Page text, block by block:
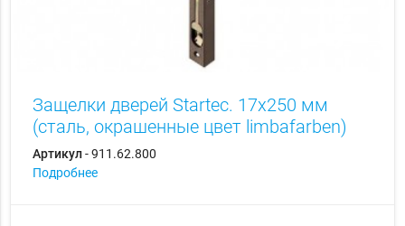
Защелки дверей Startec. 17х250 мм
(сталь, окрашенные цвет limbafarben)
Артикул- 911.62.800
Подробнее